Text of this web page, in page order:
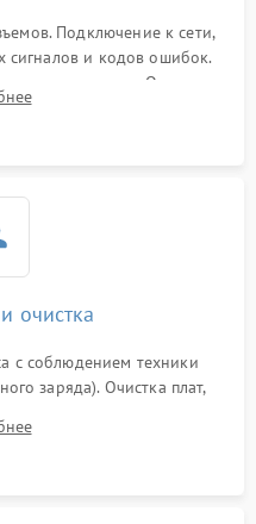
Подключение к сети,
сигналов и кодов ошибок.
напряжения. Оценка
питания без
очистка
с соблюдением техники
заряда). Очистка плат,
перегрева и замыканий.